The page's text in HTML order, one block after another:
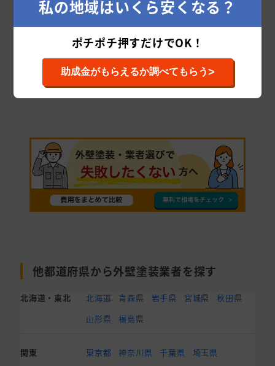
泉大津市 南河内郡
高石市
豊能郡 大阪狭山市
三島郡
泉北郡
他都道府県から外壁塗装業者を探す
北海道・東北 北海道 青森県 岩手県 宮城県
秋田県
山形県
福島県
関東 東京都 神奈川県 千葉県
埼玉県
私の地域はいくら安くなる？
ポチポチ押すだけでOK！
助成金がもらえるか調べてもらう>